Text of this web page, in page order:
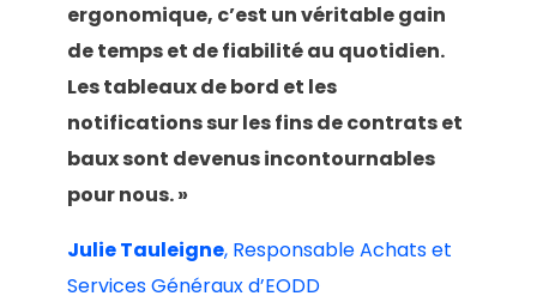
ergonomique, c’est un véritable gain
de temps et de fiabilité au quotidien.
Les tableaux de bord et les
notifications sur les fins de contrats et
baux sont devenus incontournables
pour nous. »
Julie Tauleigne, Responsable Achats et
Services Généraux d’EODD